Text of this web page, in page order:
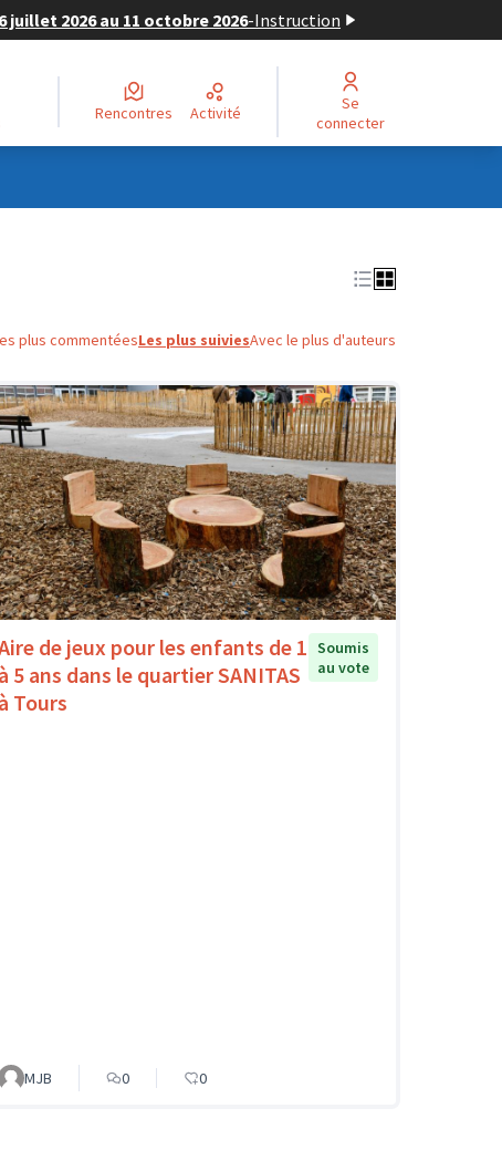
2026 au 11 octobre 2026-Instruction
Rencontres Activité
Se
connecter
plus commentéesLes plus suiviesAvec le plus d'auteurs
de jeux pour les enfants de 1
à 5 ans dans le quartier SANITAS
à Tours
Soumis
au vote
MJB 0 0